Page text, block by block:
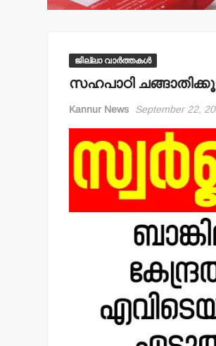
ജില്ലാ വാർത്തകൾ
സഹപാഠി
Kannur News September 22,